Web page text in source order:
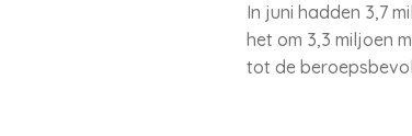
In juni hadden 3,7
het om 3,3 miljoen
tot de